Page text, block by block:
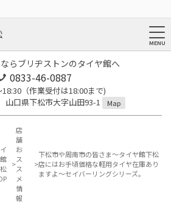
らブリヂストンのタイヤ館へ
0833-46-0887
18:30（作業受付は18:00まで)
口県下松市大字山田93-1
Map
店
舗
お
ス
ス
メ
情
報
下松市や周南市の皆さま〜タイヤ館下松
店にはお手頃価格な軽用タイヤ在庫あり
ますよ〜セイバーリングシリーズ。